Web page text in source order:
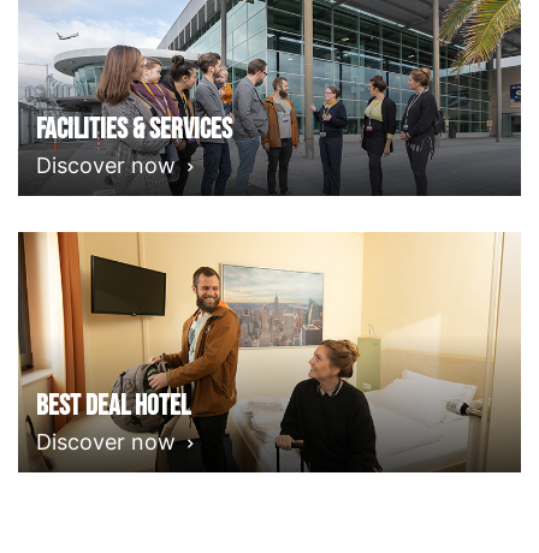
Facilities & Services
Discover now
Best deal Hotel
Discover now